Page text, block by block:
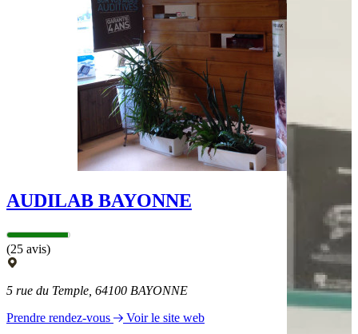
AUDILAB BAYONNE
(25 avis)
5 rue du Temple, 64100 BAYONNE
Prendre rendez-vous
Voir le site web